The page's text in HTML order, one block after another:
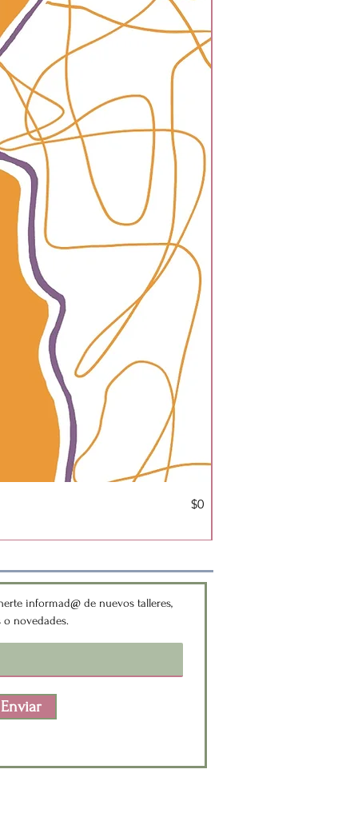
Precio
$0
informad@ de nuevos talleres,
novedades.
Enviar